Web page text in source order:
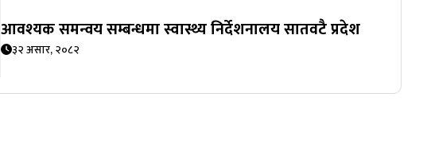
आवश्यक समन्वय सम्बन्धमा स्वास्थ्य निर्देशनालय सातवटै प्रदेश
३२ असार, २०८२